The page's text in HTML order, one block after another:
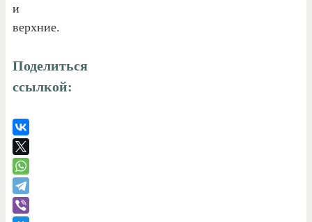
и
верхние.
Поделиться
ссылкой: